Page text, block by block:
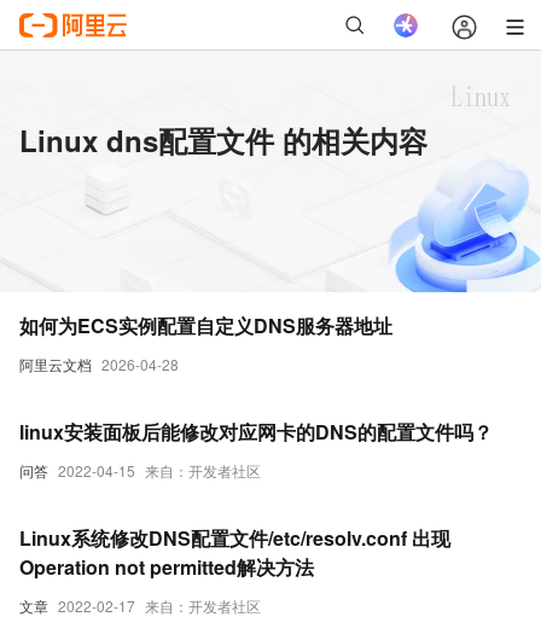
Linux dns配置文件 的相关内容
阿里云文档 2026-04-28
如何为ECS实例配置自定义DNS服务器地址
问答 2022-04-15 来自：开发者社区
linux安装面板后能修改对应网卡的DNS的配置文件吗？
文章 2022-02-17 来自：开发者社区
Linux系统修改DNS配置文件/etc/resolv.conf 出现
Operation not permitted解决方法